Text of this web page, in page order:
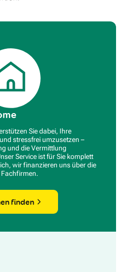
Sie dabei, Ihre
stressfrei umzusetzen –
und die Vermittlung
Service ist für Sie komplett
wir finanzieren uns über die
finden